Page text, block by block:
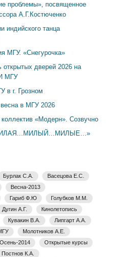
проблемы», посвященное
А.Г.Костюченко
индийского танца
МГУ. «Снегурочка»
открытых дверей 2026 на
МГУ
в г. Грозном
в МГУ 2026
«Модерн». Созвучно
Бурлак С.А.
Васецова Е.С.
Весна-2013
Гариб Ф.Ю
Голубков М.М.
Дугин А.Г.
Кинолетопись
Кувакин В.А.
Липгарт А.А.
Молотников А.Е.
Осень-2014
Открытые курсы
Постнов К.А.